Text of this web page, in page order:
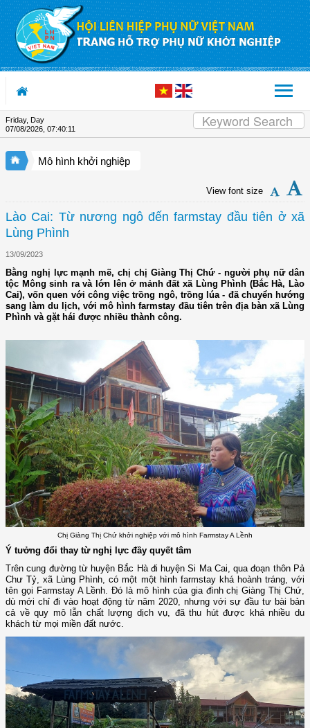
Skip to Content
Friday, Day
07/08/2026 07:40:11
Mô hình khởi nghiệp
View font size
Lào Cai: Từ nương ngô đến farmstay đầu tiên ở xã
Lùng Phình
13/09/2023
Bằng nghị lực mạnh mẽ, chị chị Giàng Thị Chứ - người phụ nữ dân
tộc Mông sinh ra và lớn lên ở mảnh đất xã Lùng Phình (Bắc Hà, Lào
Cai), vốn quen với công việc trồng ngô, trồng lúa - đã chuyển hướng
sang làm du lịch, với mô hình farmstay đầu tiên trên địa bàn xã Lùng
Phình và gặt hái được nhiều thành công.
Chị Giàng Thị Chứ khởi nghiệp với mô hình Farmstay A Lềnh
Ý tưởng đổi thay từ nghị lực đầy quyết tâm
Trên cung đường từ huyện Bắc Hà đi huyện Si Ma Cai, qua đoạn thôn Pả
Chư Tỷ, xã Lùng Phình, có một một hình farmstay khá hoành tráng, với
tên gọi Farmstay A Lềnh. Đó là mô hình của gia đình chị Giàng Thị Chứ,
dù mới chỉ đi vào hoạt động từ năm 2020, nhưng với sự đầu tư bài bản
cả về quy mô lẫn chất lượng dịch vụ, đã thu hút được khá nhiều du
khách từ mọi miền đất nước.